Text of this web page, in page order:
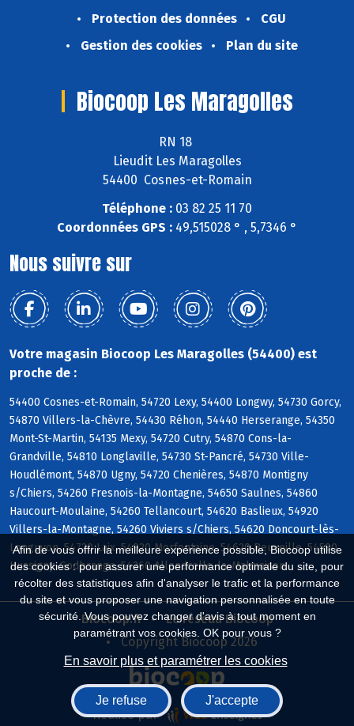
Afin de vous offrir la meilleure expérience possible, Biocoop utilise
des cookies : pour assurer une performance optimale du site, pour
récolter des statistiques afin d'analyser le trafic et la performance
du site et vous proposer une navigation personnalisée en toute
sécurité. Vous pouvez changer d'avis à tout moment en
paramétrant vos cookies. OK pour vous ?
En savoir plus et paramétrer les cookies
Je refuse J'accepte
Protection des données
CGU
Gestion des cookies
Plan du site
Biocoop Les Maragolles
RN 18
Lieudit Les Maragolles
54400 Cosnes-et-Romain
Téléphone : 03 82 25 11 70
Coordonnées GPS : 49,515028 ° , 5,7346 °
Nous suivre sur
Votre magasin Biocoop Les Maragolles (54400) est
proche de :
54400 Cosnes-et-Romain, 54720 Lexy, 54400 Longwy, 54730 Gorcy,
54870 Villers-la-Chèvre, 54430 Réhon, 54440 Herserange, 54350
Mont-St-Martin, 54135 Mexy, 54720 Cutry, 54870 Cons-la-
Grandville, 54810 Longlaville, 54730 St-Pancré, 54730 Ville-
Houdlémont, 54870 Ugny, 54720 Chenières, 54870 Montigny
s/Chiers, 54260 Fresnois-la-Montagne, 54650 Saulnes, 54860
Haucourt-Moulaine, 54260 Tellancourt, 54620 Baslieux, 54920
Villers-la-Montagne, 54260 Viviers s/Chiers, 54620 Doncourt-lès-
Longuyon, 54720 Laix, 54920 Morfontaine, 54620 Beuveille, 54590
Hussigny-Godbrange, 54260 Allondrelle-la-Malmaison
Biocoop.fr
Le réseau Biocoop
Copyright Biocoop 2026
Réalisé par